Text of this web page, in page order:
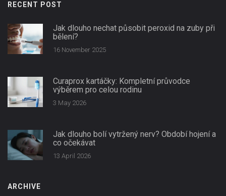
RECENT POST
Jak dlouho nechat působit peroxid na zuby při
bělení?
16 November 2025
Curaprox kartáčky: Kompletní průvodce
výběrem pro celou rodinu
3 May 2026
Jak dlouho bolí vytržený nerv? Období hojení a
co očekávat
13 April 2026
ARCHIVE